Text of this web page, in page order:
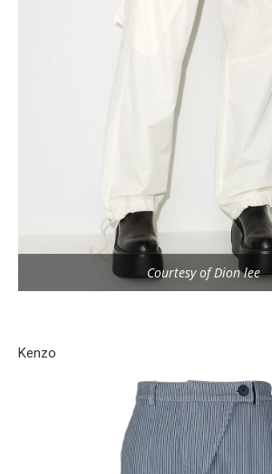
Courtesy of Dion lee
Kenzo